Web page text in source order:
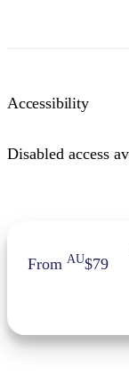
Accessibility
Disabled access
FromAU$79